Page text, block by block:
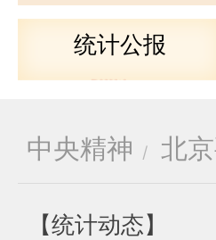
统计公报
中央精神 / 北
【统计动态】